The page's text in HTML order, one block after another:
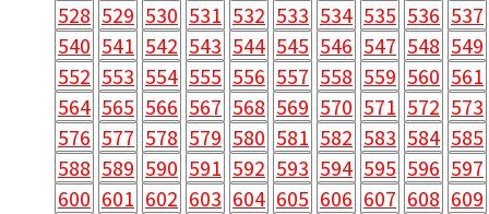
528 529 530 531 532 533 534 535 536 537
540 541 542 543 544 545 546 547 548 549
552 553 554 555 556 557 558 559 560 561
564 565 566 567 568 569 570 571 572 573
576 577 578 579 580 581 582 583 584 585
588 589 590 591 592 593 594 595 596 597
600 601 602 603 604 605 606 607 608 609